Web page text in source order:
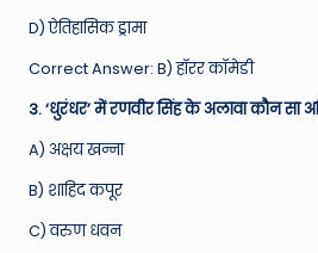
D) ऐतिहासिक ड्रामा
Correct Answer: B) हॉरर कॉमेडी
3. ‘धुरंधर’ में रणवीर सिंह के अलावा कौन सा
A) अक्षय खन्ना
B) शाहिद कपूर
C) वरुण धवन